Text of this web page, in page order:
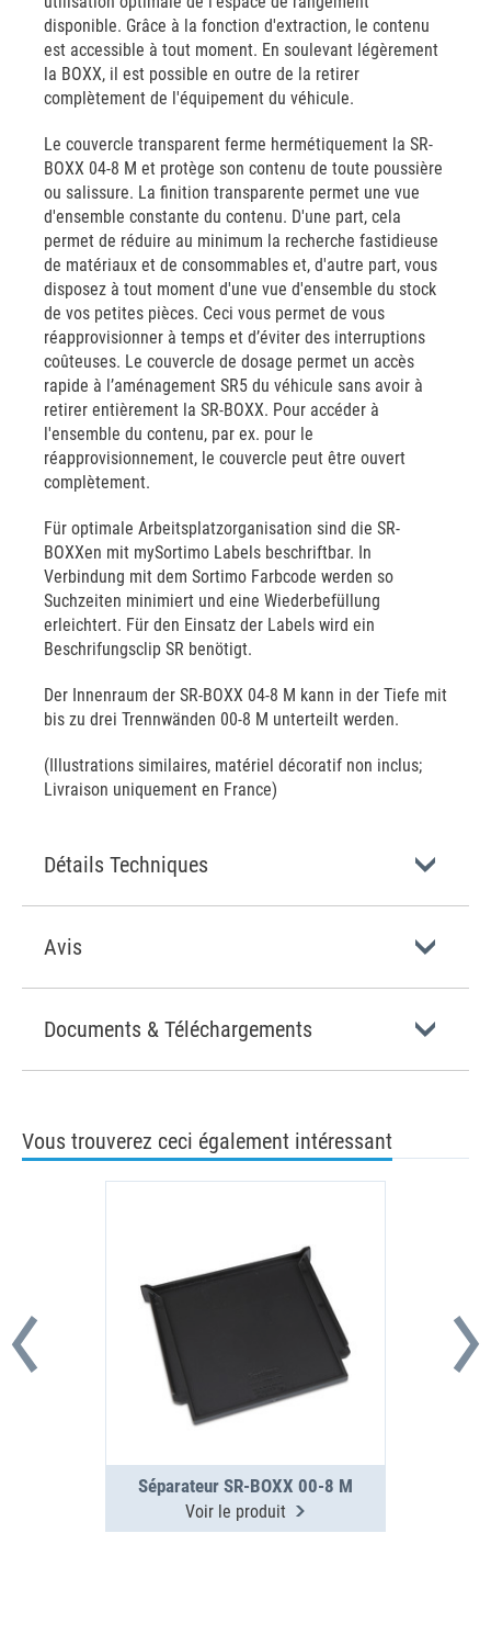
disponible. Grâce à la fonction d'extraction, le contenu
est accessible à tout moment. En soulevant légèrement
la BOXX, il est possible en outre de la retirer
complètement de l'équipement du véhicule.
Le couvercle transparent ferme hermétiquement la SR-
BOXX 04-8 M et protège son contenu de toute poussière
ou salissure. La finition transparente permet une vue
d'ensemble constante du contenu. D'une part, cela
permet de réduire au minimum la recherche fastidieuse
de matériaux et de consommables et, d'autre part, vous
disposez à tout moment d'une vue d'ensemble du stock
de vos petites pièces. Ceci vous permet de vous
réapprovisionner à temps et d’éviter des interruptions
coûteuses. Le couvercle de dosage permet un accès
rapide à l’aménagement SR5 du véhicule sans avoir à
retirer entièrement la SR-BOXX. Pour accéder à
l'ensemble du contenu, par ex. pour le
réapprovisionnement, le couvercle peut être ouvert
complètement.
Für optimale Arbeitsplatzorganisation sind die SR-
BOXXen mit mySortimo Labels beschriftbar. In
Verbindung mit dem Sortimo Farbcode werden so
Suchzeiten minimiert und eine Wiederbefüllung
erleichtert. Für den Einsatz der Labels wird ein
Beschrifungsclip SR benötigt.
Der Innenraum der SR-BOXX 04-8 M kann in der Tiefe mit
bis zu drei Trennwänden 00-8 M unterteilt werden.
(Illustrations similaires, matériel décoratif non inclus;
Livraison uniquement en France)
Détails Techniques
Avis
Documents & Téléchargements
Vous trouverez ceci également intéressant
Séparateur SR-BOXX 00-8 M
Voir le produit